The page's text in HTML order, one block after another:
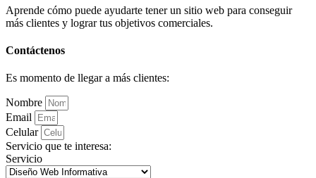
Aprende cómo puede ayudarte tener un sitio web para conseguir
más clientes y lograr tus objetivos comerciales.
Contáctenos
Es momento de llegar a más clientes:
Nombre
Email
Celular
Servicio que te interesa:
Servicio